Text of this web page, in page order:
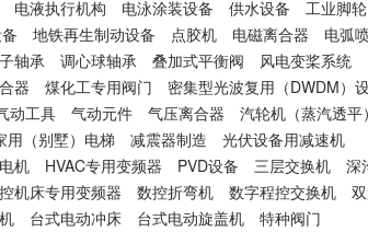
电液执行机构 电泳涂装设备 供水设备
工业脚轮
地铁再生制动设备 点胶机 电磁离合器
电弧
轴承 调心球轴承 叠加式平衡阀
风电变桨系统
器 煤化工专用阀门
密集型光波复用（DWDM）
动工具 气动元件 气压离合器
汽轮机（蒸汽透平）
用（别墅）电梯 减震器制造
光伏设备用减速机
机 HVAC专用变频器 PVD设备 三层交换机
深
机床专用变频器 数控折弯机 数字程控交换机
台式电动冲床 台式电动旋盖机
特种阀门